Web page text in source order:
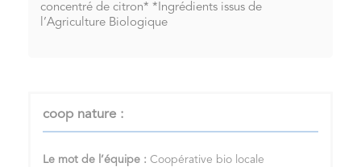
concentré de citron* *Ingrédients issus de
l’Agriculture Biologique
coop nature :
Le mot de l’équipe : Coopérative bio locale